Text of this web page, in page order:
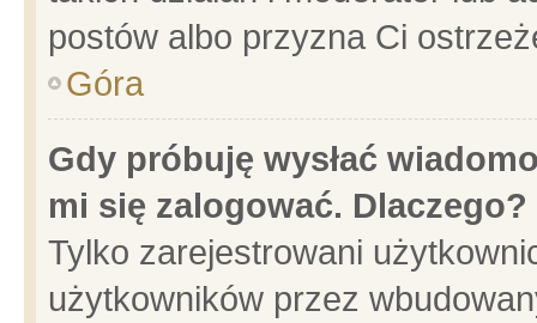
postów albo przyzna Ci
Góra
Gdy próbuję wysłać
mi się zalogować. Dlaczego?
Tylko zarejestrowani
użytkowników przez